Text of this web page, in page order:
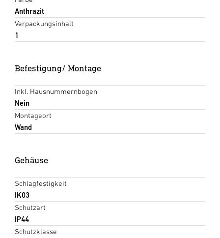
Anthrazit
Verpackungsinhalt
1
Befestigung/ Montage
Inkl. Hausnummernbogen
Nein
Montageort
Wand
Gehäuse
Schlagfestigkeit
IK03
Schutzart
IP44
Schutzklasse